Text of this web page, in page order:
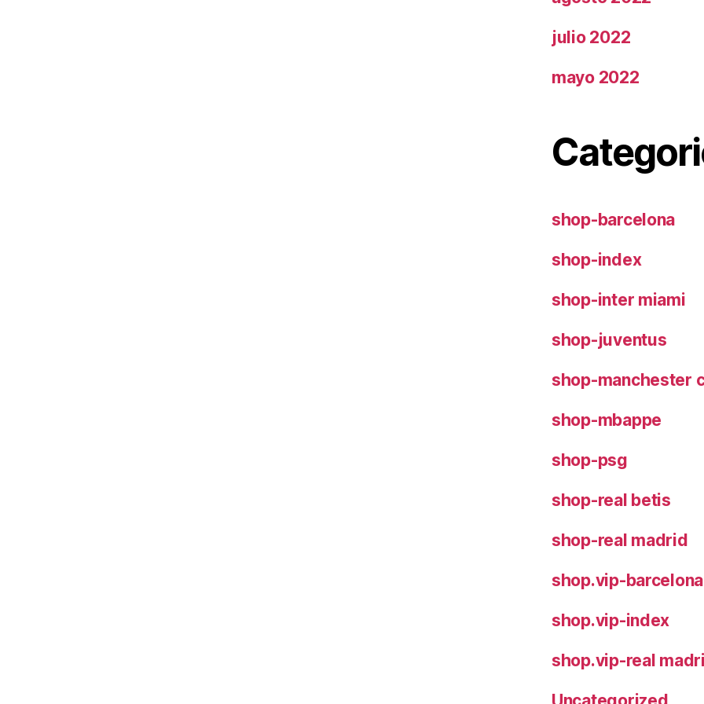
julio 2022
mayo 2022
shop-barcelona
shop-index
shop-inter miami
shop-juventus
shop-manchester
shop-mbappe
shop-psg
shop-real betis
shop-real madrid
shop.vip-barcelona
shop.vip-index
shop.vip-real